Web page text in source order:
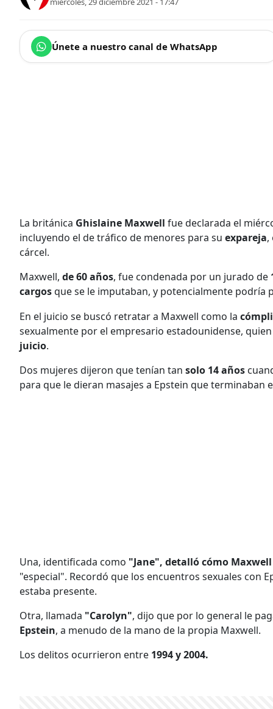
Únete a nuestro canal de WhatsApp
La británica Ghislaine Maxwell fue declarada el
incluyendo el de tráfico de menores para su expareja,
cárcel.
Maxwell, de 60 años, fue condenada por un jurado de
cargosque se le imputaban, y potencialmente podría
En el juicio se buscó retratar a Maxwell como la
sexualmente por el empresario estadounidense,
juicio.
Dos mujeres dijeron que tenían tan solo 14 años
para que le dieran masajes a Epstein que terminaban
Una, identificada como "Jane", detalló cómo Maxwell
"especial". Recordó que los encuentros sexuales con
estaba presente.
Otra, llamada "Carolyn", dijo que por lo general le
Epstein, a menudo de la mano de la propia Maxwell.
Los delitos ocurrieron entre 1994 y 2004.